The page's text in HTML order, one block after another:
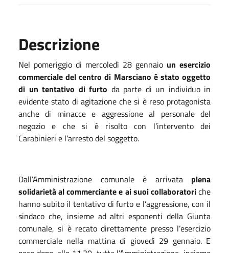
Descrizione
Nel pomeriggio di mercoledì 28 gennaio un esercizio
commerciale del centro di Marsciano è stato oggetto
di un tentativo di furto da parte di un individuo in
evidente stato di agitazione che si è reso protagonista
anche di minacce e aggressione al personale del
negozio e che si è risolto con l’intervento dei
Carabinieri e l’arresto del soggetto.
Dall’Amministrazione comunale è arrivata piena
solidarietà al commerciante e ai suoi collaboratoriche
hanno subito il tentativo di furto e l’aggressione, con il
sindaco che, insieme ad altri esponenti della Giunta
comunale, si è recato direttamente presso l’esercizio
commerciale nella mattina di giovedì 29 gennaio. E